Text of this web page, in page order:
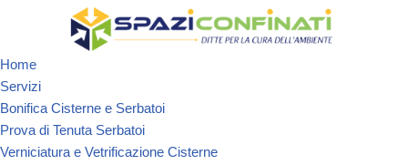
al
contenuto
Home
Servizi
Bonifica Cisterne e Serbatoi
Prova di Tenuta Serbatoi
Verniciatura e Vetrificazione Cisterne